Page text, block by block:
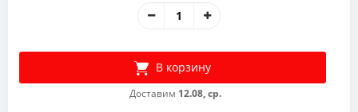
В корзину
Доставим 12.08, ср.